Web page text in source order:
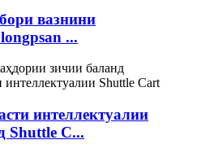
вазнини
...
интеллектуалии
Shuttle C...